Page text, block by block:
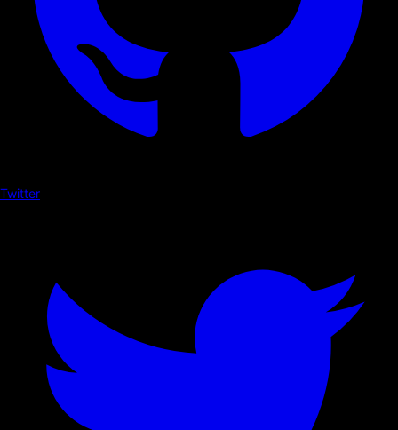
Twitter